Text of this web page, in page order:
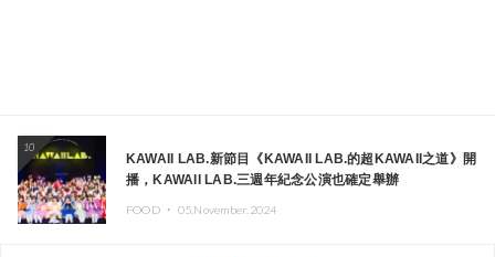
10
KAWAII LAB.新節目《KAWAII LAB.的超KAWAII之道》開
播，KAWAII LAB.三週年紀念公演也確定舉辦
FOOD ・ 05.November.2024